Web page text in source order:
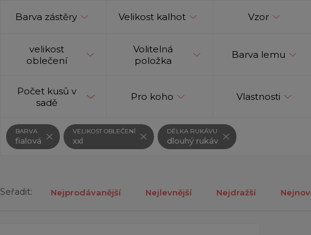
Barva zástěry Velikost kalhot Vzor
velikost
oblečení
Volitelná
položka
Barva lemu
Počet kusů v
sadě
Pro koho Vlastnosti
BARVA
fialová
VELIKOST OBLEČENÍ
xxl
DÉLKA RUKÁVU
dlouhý rukáv
Seřadit: Nejprodávanější Nejlevnější Nejdražší